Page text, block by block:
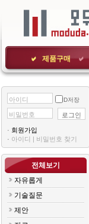
제품구매
아이디 ID저장
비밀번호 로그인
· 회원가입
· 아이디|비밀번호찾기
전체보기
자유롭게
기술질문
제안